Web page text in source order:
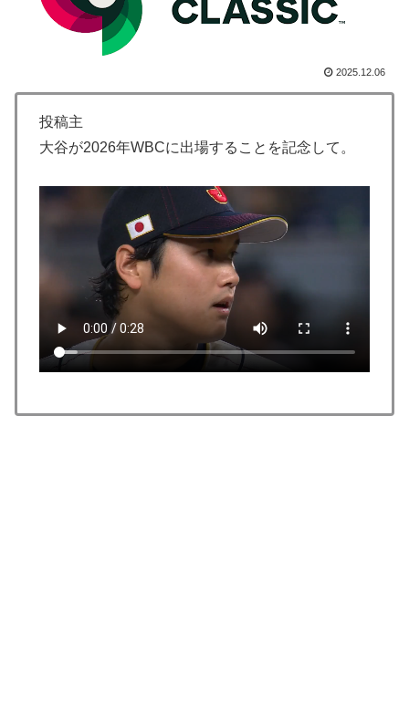
▶
【韓国サッカー】性接待で審判買収！W杯予選7戦無敗
の裏側
▶
トルコ人「日本人まで獲るのか」上田綺世、トルコ名門
が巨額の正式オファー！現地サポが騒然！【海外の反
応】
海外「今年、夏の暑さが厳しい日本でこんなものが売れ
てるらしい！ｗ」外国人が驚いた日本の商品と
は・・・？【海外の反応】
海外「プレミアのレベルか？」ブライトンが上田綺世の
獲得に動き出して海外大騒ぎ！（海外の反応）
海外「なんてこった！」日本とドイツの病院食のあまり
の差に海外が大騒ぎ
というけど、実際の現地の様子がこちら・・・」
2025.12.06
投稿主
大谷が2026年WBCに出場することを記念して。